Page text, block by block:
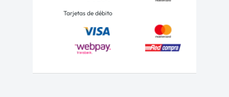
Tarjetas de débito